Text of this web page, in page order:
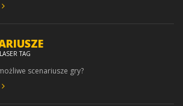
TAG
scenariusze gry?